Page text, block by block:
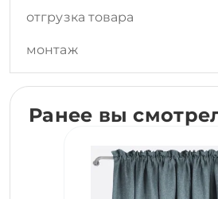
отгрузка товара
монтаж
Ранее вы